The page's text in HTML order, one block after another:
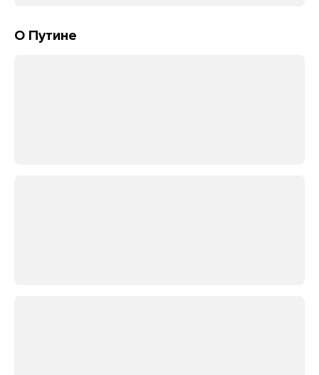
О Путине